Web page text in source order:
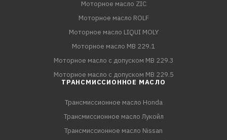
Моторное масло ZIC
Моторное масло ROLF
Моторное масло LIQUI MOLY
Моторное масло MB 229.1
Моторное масло с допуском MB 229.3
Моторное масло с допуском MB 229.5
ТРАНСМИССИОННОЕ МАСЛО
Трансмиссионное масло Honda
Трансмиссионное масло Лукойл
Трансмиссионное масло Nissan